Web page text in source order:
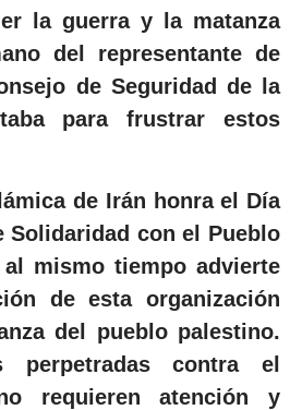
la guerra y la matanza
del representante de
de Seguridad de la
para frustrar estos
de Irán honra el Día
Solidaridad con el Pueblo
mismo tiempo advierte
de esta organización
del pueblo palestino.
perpetradas contra el
requieren atención y